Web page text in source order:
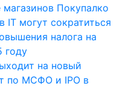
Покупалко
IT могут сократиться
налога на
году
на новый
по МСФО и IPO в